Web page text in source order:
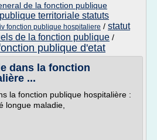
de la fonction publique
territoriale statuts
fonction publique hospitaliere / statut
de la fonction publique /
publique d'etat
dans la fonction
...
la fonction publique hospitalière :
longue maladie,